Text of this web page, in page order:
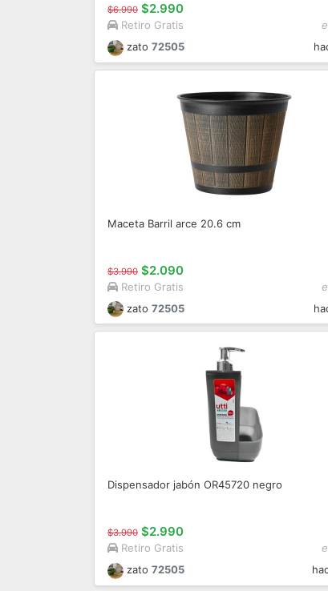
$6.990 $2.990
Retiro Gratis
zato 72505
Maceta Barril arce 20.6 cm
$3.990 $2.090
Retiro Gratis
zato 72505
Dispensador jabón OR45720 negro
$3.990 $2.990
Retiro Gratis
zato 72505